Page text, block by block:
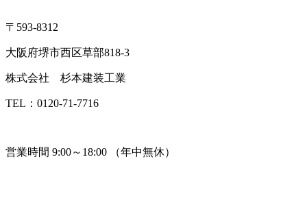
〒593-8312
大阪府堺市西区草部818-3
株式会社 杉本建装工業
TEL：0120-71-7716
営業時間 9:00～18:00 （年中無休）